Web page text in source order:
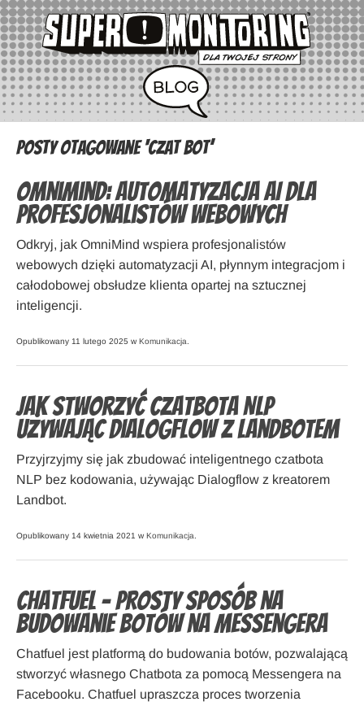
Posty otagowane ‘czat bot’
OmniMind: automatyzacja AI dla
profesjonalistów webowych
Odkryj, jak OmniMind wspiera profesjonalistów
webowych dzięki automatyzacji AI, płynnym integracjom i
całodobowej obsłudze klienta opartej na sztucznej
inteligencji.
Opublikowany 11 lutego 2025 w Komunikacja
Jak stworzyć czatbota NLP
używając Dialogflow z Landbotem
Przyjrzyjmy się jak zbudować inteligentnego czatbota
NLP bez kodowania, używając Dialogflow z kreatorem
Landbot.
Opublikowany 14 kwietnia 2021 w Komunikacja
Chatfuel – Prosty sposób na
budowanie botów na Messengera
Chatfuel jest platformą do budowania botów, pozwalającą
stworzyć własnego Chatbota za pomocą Messengera na
Facebooku. Chatfuel upraszcza proces tworzenia